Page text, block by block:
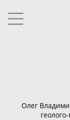
Олег